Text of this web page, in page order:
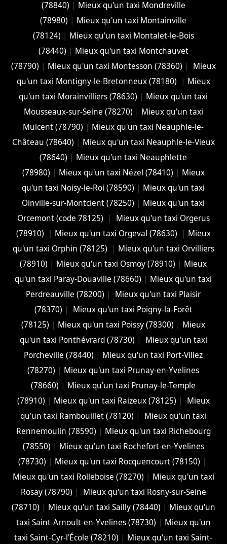
(78840) | Mieux qu'un taxi Mondreville
(78980) | Mieux qu'un taxi Montainville
(78124) | Mieux qu'un taxi Montalet-le-Bois
(78440) | Mieux qu'un taxi Montchauvet
(78790) | Mieux qu'un taxi Montesson (78360) |
Mieux
qu'un taxi Montigny-le-Bretonneux (78180)
| Mieux
qu'un taxi Morainvilliers (78630) | Mieux qu'un taxi
Mousseaux-sur-Seine (78270) | Mieux qu'un taxi
Mulcent (78790) | Mieux qu'un taxi Neauphle-le-
Château (78640) | Mieux qu'un taxi Neauphle-le-Vieux
(78640) | Mieux qu'un taxi Neauphlette
(78980) | Mieux qu'un taxi Nézel (78410) | Mieux
qu'un taxi Noisy-le-Roi (78590) | Mieux qu'un taxi
Oinville-sur-Montcient (78250) | Mieux qu'un taxi
Orcemont (code 78125)
|
Mieux qu'un taxi Orgerus
(78910)
| Mieux qu'un taxi Orgeval (78630) | Mieux
qu'un taxi Orphin (78125)
| Mieux qu'un taxi Orvilliers
(78910) | Mieux qu'un taxi Osmoy (78910) | Mieux
qu'un taxi Paray-Douaville (78660) | Mieux qu'un taxi
Perdreauville (78200) |
Mieux qu'un taxi Plaisir
(78370) |
Mieux qu'un taxi Poigny-la-Forêt
(78125) | Mieux qu'un taxi Poissy (78300) | Mieux
qu'un taxi Ponthévrard (78730) |
Mieux qu'un taxi
Porcheville (78440) | Mieux qu'un taxi Port-Villez
(78270) | Mieux qu'un taxi Prunay-en-Yvelines
(78660) | Mieux qu'un taxi Prunay-le-Temple
(78910) | Mieux qu'un taxi Raizeux (78125) |
Mieux
qu'un taxi Rambouillet (78120) |
Mieux qu'un taxi
Rennemoulin (78590) | Mieux qu'un taxi Richebourg
(78550) | Mieux qu'un taxi Rochefort-en-Yvelines
(78730) | Mieux qu'un taxi Rocquencourt (78150) |
Mieux qu'un taxi Rolleboise (78270) | Mieux qu'un taxi
Rosay (78790) |
Mieux qu'un taxi Rosny-sur-Seine
(78710) | Mieux qu'un taxi Sailly (78440) | Mieux qu'un
taxi Saint-Arnoult-en-Yvelines (78730) | Mieux qu'un
taxi Saint-Cyr-l'École (78210) | Mieux qu'un taxi Saint-